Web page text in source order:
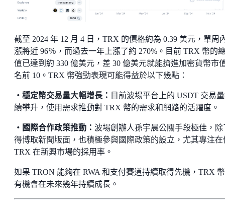
截至 2024 年 12 月 4 日，TRX 的價格約為 0.39 美元，單周
漲將近 96％，而過去一年上漲了約 270%。目前 TRX 幣的
值已達到約 330 億美元，差 30 億美元就能擠進加密貨幣市
名前 10。TRX 幣強勁表現可能得益於以下幾點：
・穩定幣交易量大幅增長： 目前波場平台上的 USDT 交易
續攀升，使用需求推動對 TRX 幣的需求和網路的活躍度。
・國際合作政策推動： 波場創辦人孫宇晨公關手段極佳，除
得博取新聞版面，也積極參與國際政策的設立，尤其專注在
TRX 在新興市場的採用率。
如果 TRON 能夠在 RWA 和支付賽道持續取得先機，TRX
有機會在未來幾年持續成長。